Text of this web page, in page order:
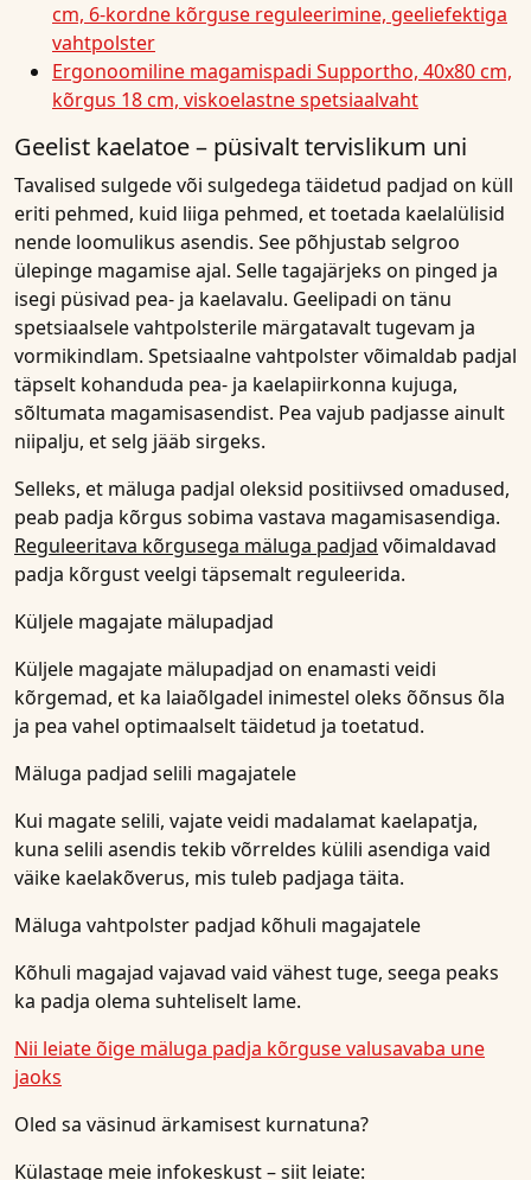
cm, 6-kordne kõrguse reguleerimine, geeliefektiga
vahtpolster
Ergonoomiline magamispadi Supportho, 40x80 cm,
kõrgus 18 cm, viskoelastne spetsiaalvaht
Geelist kaelatoe – püsivalt tervislikum uni
Tavalised sulgede või sulgedega täidetud padjad on küll
eriti pehmed, kuid liiga pehmed, et toetada kaelalülisid
nende loomulikus asendis. See põhjustab selgroo
ülepinge magamise ajal. Selle tagajärjeks on pinged ja
isegi püsivad pea- ja kaelavalu. Geelipadi on tänu
spetsiaalsele vahtpolsterile märgatavalt tugevam ja
vormikindlam. Spetsiaalne vahtpolster võimaldab padjal
täpselt kohanduda pea- ja kaelapiirkonna kujuga,
sõltumata magamisasendist. Pea vajub padjasse ainult
niipalju, et selg jääb sirgeks.
Selleks, et mäluga padjal oleksid positiivsed omadused,
peab padja kõrgus sobima vastava magamisasendiga.
Reguleeritava kõrgusega mäluga padjad võimaldavad
padja kõrgust veelgi täpsemalt reguleerida.
Küljele magajate mälupadjad
Küljele magajate mälupadjad on enamasti veidi
kõrgemad, et ka laiaõlgadel inimestel oleks õõnsus õla
ja pea vahel optimaalselt täidetud ja toetatud.
Mäluga padjad selili magajatele
Kui magate selili, vajate veidi madalamat kaelapatja,
kuna selili asendis tekib võrreldes külili asendiga vaid
väike kaelakõverus, mis tuleb padjaga täita.
Mäluga vahtpolster padjad kõhuli magajatele
Kõhuli magajad vajavad vaid vähest tuge, seega peaks
ka padja olema suhteliselt lame.
Nii leiate õige mäluga padja kõrguse valusavaba une
jaoks
Oled sa väsinud ärkamisest kurnatuna?
Külastage meie infokeskust– siit leiate: